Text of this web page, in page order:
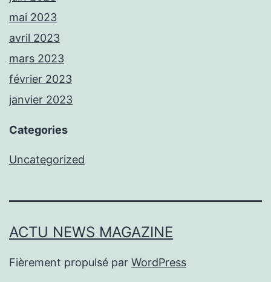
mai 2023
avril 2023
mars 2023
février 2023
janvier 2023
Categories
Uncategorized
ACTU NEWS MAGAZINE
Fièrement propulsé par WordPress